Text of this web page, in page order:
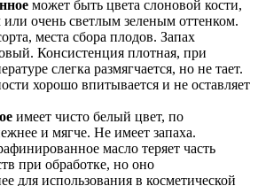
может быть цвета слоновой кости,
очень светлым зеленым оттенком.
места сбора плодов. Запах
Консистенция плотная, при
слегка размягчается, но не тает.
хорошо впитывается и не оставляет
имеет чисто белый цвет, по
и мягче. Не имеет запаха.
масло теряет часть
при обработке, но оно
для использования в косметической